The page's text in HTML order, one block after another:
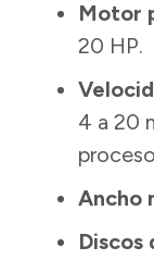
Motor
20 HP.
4 a 20
Ancho